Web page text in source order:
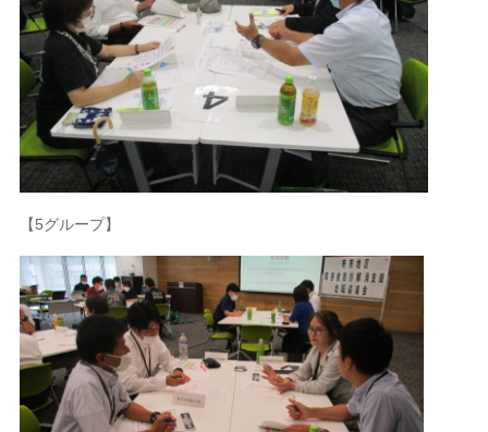
【5グループ】